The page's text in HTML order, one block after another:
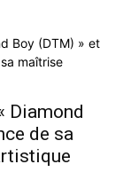
Diamond
de sa